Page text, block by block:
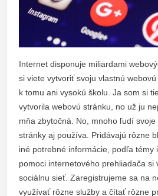
Internet disponuje miliardami
si viete vytvoriť svoju vlastnú
k tomu ani vysokú školu. Ja som si
vytvorila webovú stránku, no už ju
mňa zbytočná. No, mnoho ľudí
stránky aj používa. Pridávajú rôzne
iné potrebné informácie, podľa témy
pomoci internetového prehliadača si
sociálnu sieť. Zaregistrujeme sa na
využívať rôzne služby a čítať rôzne